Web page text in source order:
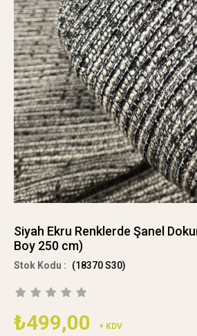
Siyah Ekru Renklerde Şanel
Boy 250 cm)
(18370 S30)
₺499,00 + KDV